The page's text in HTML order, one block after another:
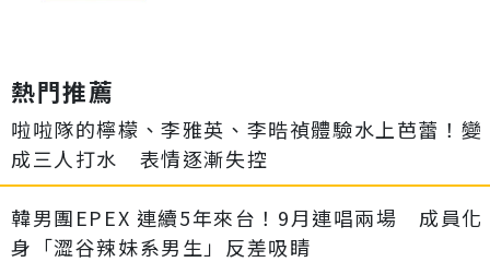
熱門推薦
啦啦隊的檸檬、李雅英、李晧禎體驗水上芭蕾！變
成三人打水 表情逐漸失控
韓男團EPEX 連續5年來台！9月連唱兩場 成員化
身「澀谷辣妹系男生」反差吸睛